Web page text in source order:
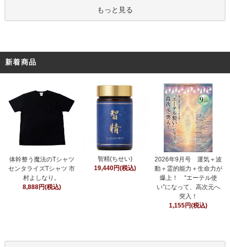
もっと見る
新着商品
体幹整う魔法のTシャツ
センタライズTシャツ 市
村よしなり。
8,888円(税込)
智精(ちせい)
19,440円(税込)
2026年9月号 運気＋波
動＋霊的能力＋生命力が
爆上！ “エーテル使
い”になって、高次元へ
突入！
1,155円(税込)